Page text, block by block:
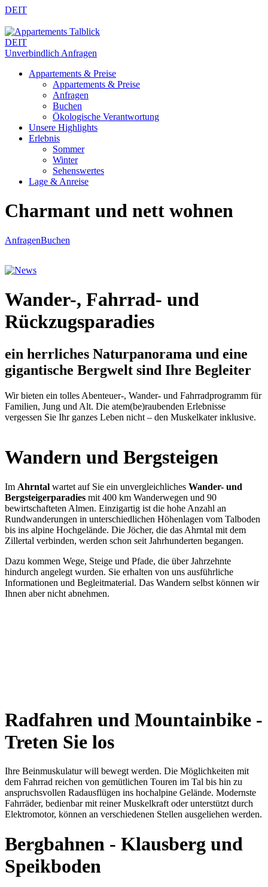
DEIT
DEIT
Unverbindlich Anfragen
Appartements & Preise
Appartements & Preise
Anfragen
Buchen
Ökologische Verantwortung
Unsere Highlights
Erlebnis
Sommer
Winter
Sehenswertes
Lage & Anreise
Charmant und nett wohnen
AnfragenBuchen
Wander-, Fahrrad- und
Rückzugsparadies
ein herrliches Naturpanorama und eine
gigantische Bergwelt sind Ihre Begleiter
Wir bieten ein tolles Abenteuer-, Wander- und Fahrradprogramm für
Familien, Jung und Alt. Die atem(be)raubenden Erlebnisse
vergessen Sie Ihr ganzes Leben nicht – den Muskelkater inklusive.
Wandern und Bergsteigen
Im Ahrntal wartet auf Sie ein unvergleichliches Wander- und
Bergsteigerparadies mit 400 km Wanderwegen und 90
bewirtschafteten Almen. Einzigartig ist die hohe Anzahl an
Rundwanderungen in unterschiedlichen Höhenlagen vom Talboden
bis ins alpine Hochgelände. Die Jöcher, die das Ahrntal mit dem
Zillertal verbinden, werden schon seit Jahrhunderten begangen.
Dazu kommen Wege, Steige und Pfade, die über Jahrzehnte
hindurch angelegt wurden. Sie erhalten von uns ausführliche
Informationen und Begleitmaterial. Das Wandern selbst können wir
Ihnen aber nicht abnehmen.
Radfahren und Mountainbike -
Treten Sie los
Ihre Beinmuskulatur will bewegt werden. Die Möglichkeiten mit
dem Fahrrad reichen von gemütlichen Touren im Tal bis hin zu
anspruchsvollen Radausflügen ins hochalpine Gelände. Modernste
Fahrräder, bedienbar mit reiner Muskelkraft oder unterstützt durch
Elektromotor, können an verschiedenen Stellen ausgeliehen werden.
Bergbahnen - Klausberg und
Speikboden